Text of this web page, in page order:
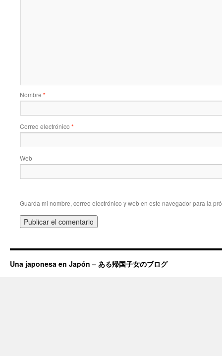
Nombre *
Correo electrónico *
Web
Guarda mi nombre, correo electrónico y web en este navegador para la
Una japonesa en Japón – ある帰国子女のブログ